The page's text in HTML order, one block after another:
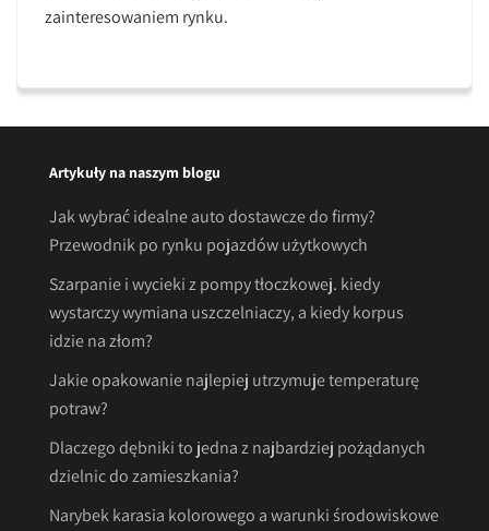
zainteresowaniem rynku.
Artykuły na naszym blogu
Jak wybrać idealne auto dostawcze do firmy?
Przewodnik po rynku pojazdów użytkowych
Szarpanie i wycieki z pompy tłoczkowej. kiedy
wystarczy wymiana uszczelniaczy, a kiedy korpus
idzie na złom?
Jakie opakowanie najlepiej utrzymuje temperaturę
potraw?
Dlaczego dębniki to jedna z najbardziej pożądanych
dzielnic do zamieszkania?
Narybek karasia kolorowego a warunki środowiskowe